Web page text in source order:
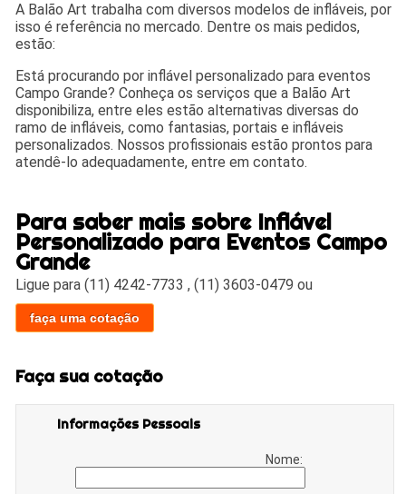
A Balão Art trabalha com diversos modelos de infláveis, por
isso é referência no mercado. Dentre os mais pedidos,
estão:
Está procurando por inflável personalizado para eventos
Campo Grande? Conheça os serviços que a Balão Art
disponibiliza, entre eles estão alternativas diversas do
ramo de infláveis, como fantasias, portais e infláveis
personalizados. Nossos profissionais estão prontos para
atendê-lo adequadamente, entre em contato.
Para saber mais sobre Inflável
Personalizado para Eventos Campo
Grande
Ligue para(11) 4242-7733 ,(11) 3603-0479 ou
faça uma cotação
Faça sua cotação
Informações Pessoais
Nome: